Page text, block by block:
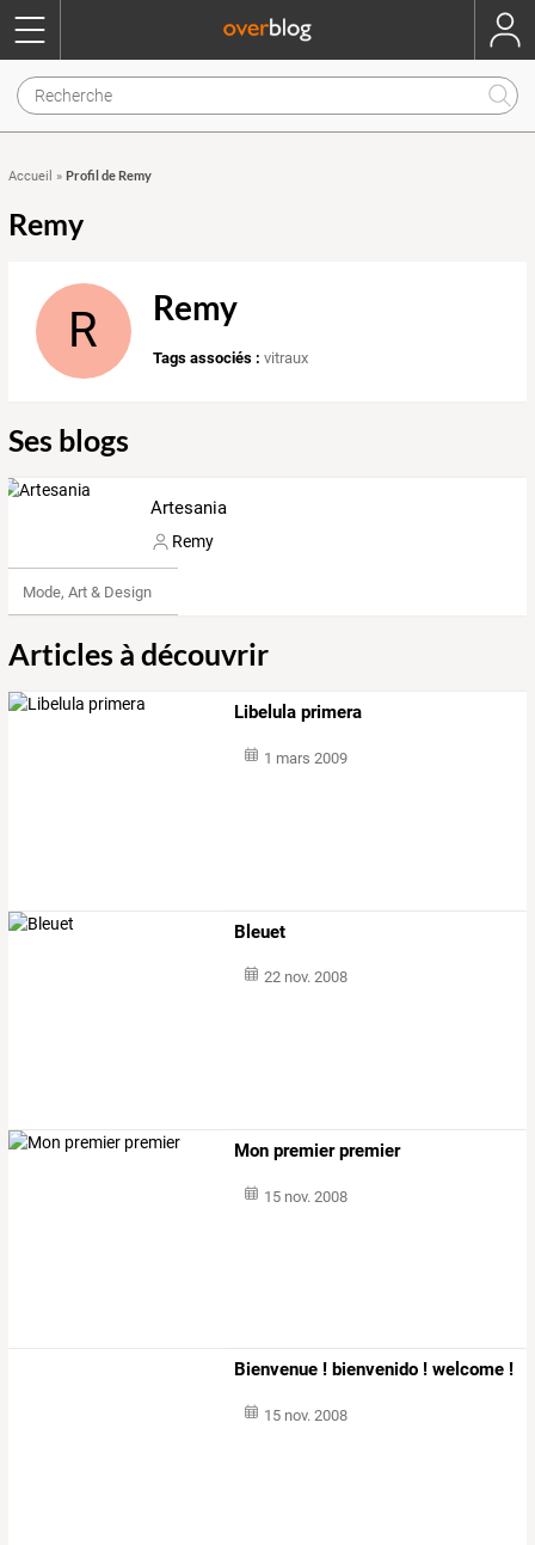
Accueil » Profil de Remy
Remy
R Remy
Tags associés : vitraux
Ses blogs
Artesania
Remy
Mode, Art & Design
Articles à découvrir
Libelula primera
1 mars 2009
Bleuet
22 nov. 2008
Mon premier premier
15 nov. 2008
Bienvenue ! bienvenido ! welcome !
15 nov. 2008